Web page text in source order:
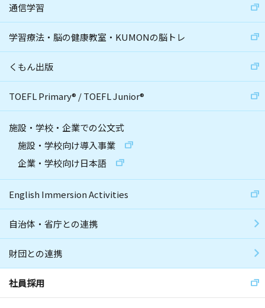
通信学習
学習療法・脳の健康教室・KUMONの脳トレ
くもん出版
TOEFL Primary® /TOEFL Junior®
施設・学校・企業での公文式
施設・学校向け導入事業
企業・学校向け日本語
English Immersion Activities
自治体・省庁との連携
財団との連携
社員採用